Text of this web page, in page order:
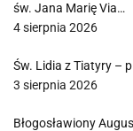
św. Jana Marię Via…
4 sierpnia 2026
Św. Lidia z Tiatyry –
3 sierpnia 2026
Błogosławiony